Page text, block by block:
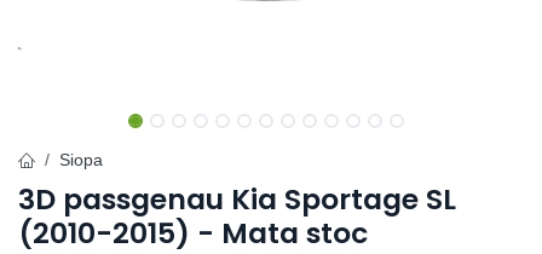
Siopa
3D passgenau Kia Sportage SL
(2010-2015) - Mata stoc